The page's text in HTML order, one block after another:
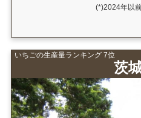
(*)2024年以
いちごの生産量ランキング 7位
茨